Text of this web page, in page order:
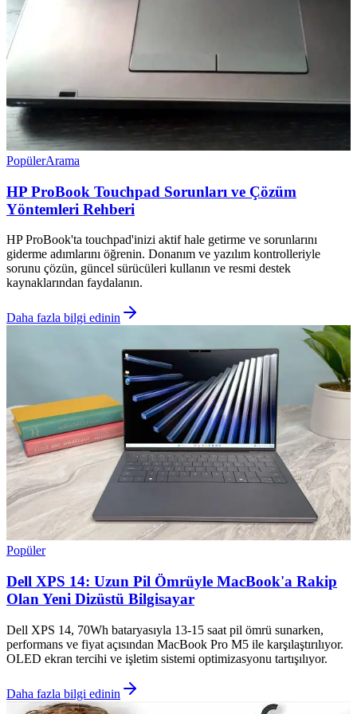
PopülerArama
HP ProBook Touchpad Sorunları ve Çözüm
Yöntemleri Rehberi
HP ProBook'ta touchpad'inizi aktif hale getirme ve sorunlarını
giderme adımlarını öğrenin. Donanım ve yazılım kontrolleriyle
sorunu çözün, güncel sürücüleri kullanın ve resmi destek
kaynaklarından faydalanın.
Daha fazla bilgi edinin
Popüler
Dell XPS 14: Uzun Pil Ömrüyle MacBook'a Rakip
Olan Yeni Dizüstü Bilgisayar
Dell XPS 14, 70Wh bataryasıyla 13-15 saat pil ömrü sunarken,
performans ve fiyat açısından MacBook Pro M5 ile karşılaştırılıyor.
OLED ekran tercihi ve işletim sistemi optimizasyonu tartışılıyor.
Daha fazla bilgi edinin